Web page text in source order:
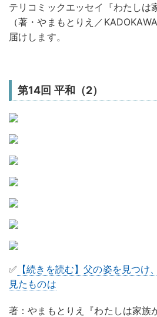
テリコミックエッセイ『わたしは
（著・やまもとりえ／
届けします。
第14回 平和（2）
✅ 【続きを読む】父の姿を見つけ
見たものは
著：やまもとりえ『わたしは家族